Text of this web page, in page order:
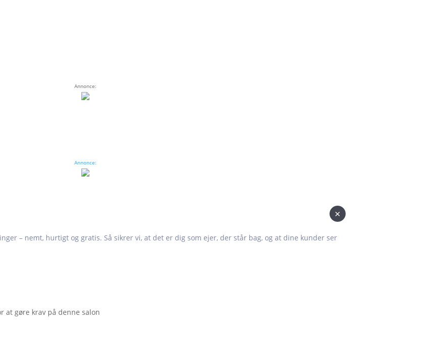
Annonce:
Annonce:
– nemt, hurtigt og gratis. Så sikrer vi, at det er dig som ejer, der står bag, og at dine kunder ser
at gøre krav på denne salon
×